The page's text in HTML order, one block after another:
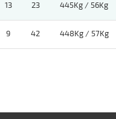
13 23 445Kg / 56Kg
9 42 448Kg / 57Kg